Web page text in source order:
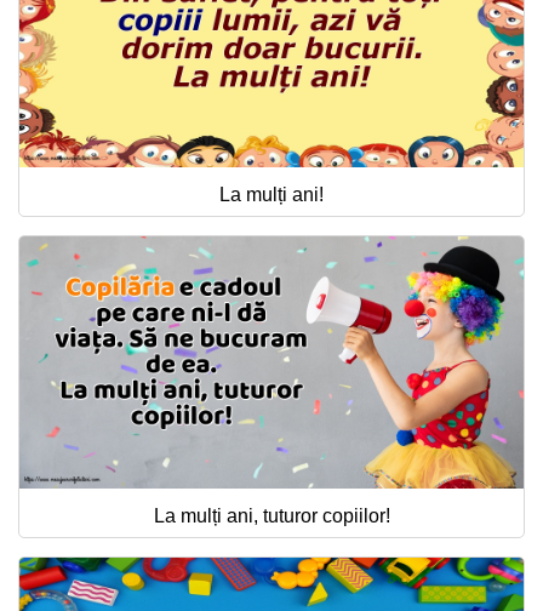
La mulți ani!
La mulți ani, tuturor copiilor!